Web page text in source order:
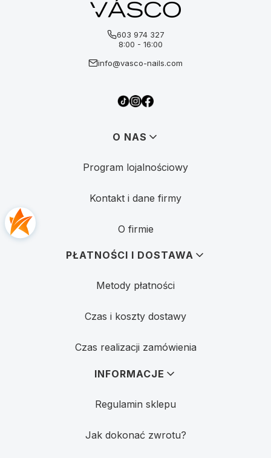
603 974 327
8:00 - 16:00
info@vasco-nails.com
O NAS
Program lojalnościowy
Kontakt i dane firmy
O firmie
PŁATNOŚCI I DOSTAWA
Metody płatności
Czas i koszty dostawy
Czas realizacji zamówienia
INFORMACJE
Regulamin sklepu
Jak dokonać zwrotu?